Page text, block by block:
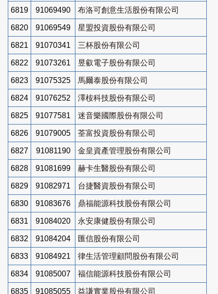
6819 91069490 布洛可創意生活股份有限公司
6820 91069549 星盟投資股份有限公司
6821 91070341 三杯股份有限公司
6822 91073261 昱叡電子股份有限公司
6823 91075325 馬爾泰股份有限公司
6824 91076252 澤桉科技股份有限公司
6825 91077581 迷音樂國際股份有限公司
6826 91079005 荃富投資股份有限公司
6827 91081190 金皇資產管理股份有限公司
6828 91081699 赫卡生醫股份有限公司
6829 91082971 台捷醫資股份有限公司
6830 91083676 鼎福能源科技股份有限公司
6831 91084020 永安康健股份有限公司
6832 91084204 匯信股份有限公司
6833 91084921 律生活管理顧問股份有限公司
6834 91085007 福信能源科技股份有限公司
6835 91085055 益謙實業股份有限公司